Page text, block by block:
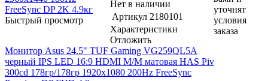
Быстрый просмотр
Нет в наличии
Артикул 2180101
Характеристики
Отложить
уточнят
условия
заказа
Монитор Asus 24.5" TUF Gaming VG259QL5A
черный IPS LED 16:9 HDMI M/M матовая HAS Piv
300cd 178гр/178гр 1920x1080 200Hz FreeSync